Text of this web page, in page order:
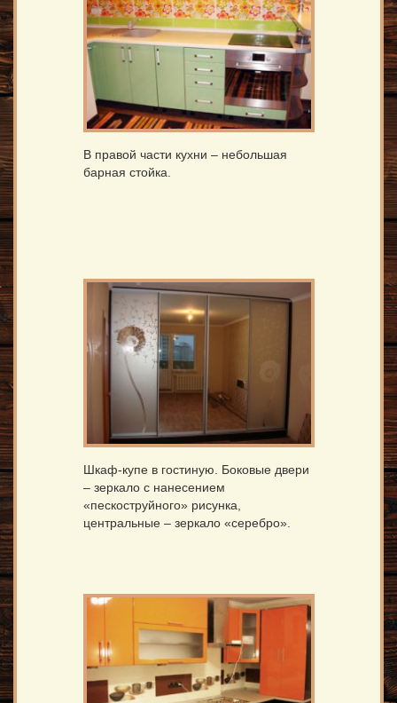
В правой части кухни – небольшая
барная стойка.
Шкаф-купе в гостиную. Боковые двери
– зеркало с нанесением
«пескоструйного» рисунка,
центральные – зеркало «серебро».